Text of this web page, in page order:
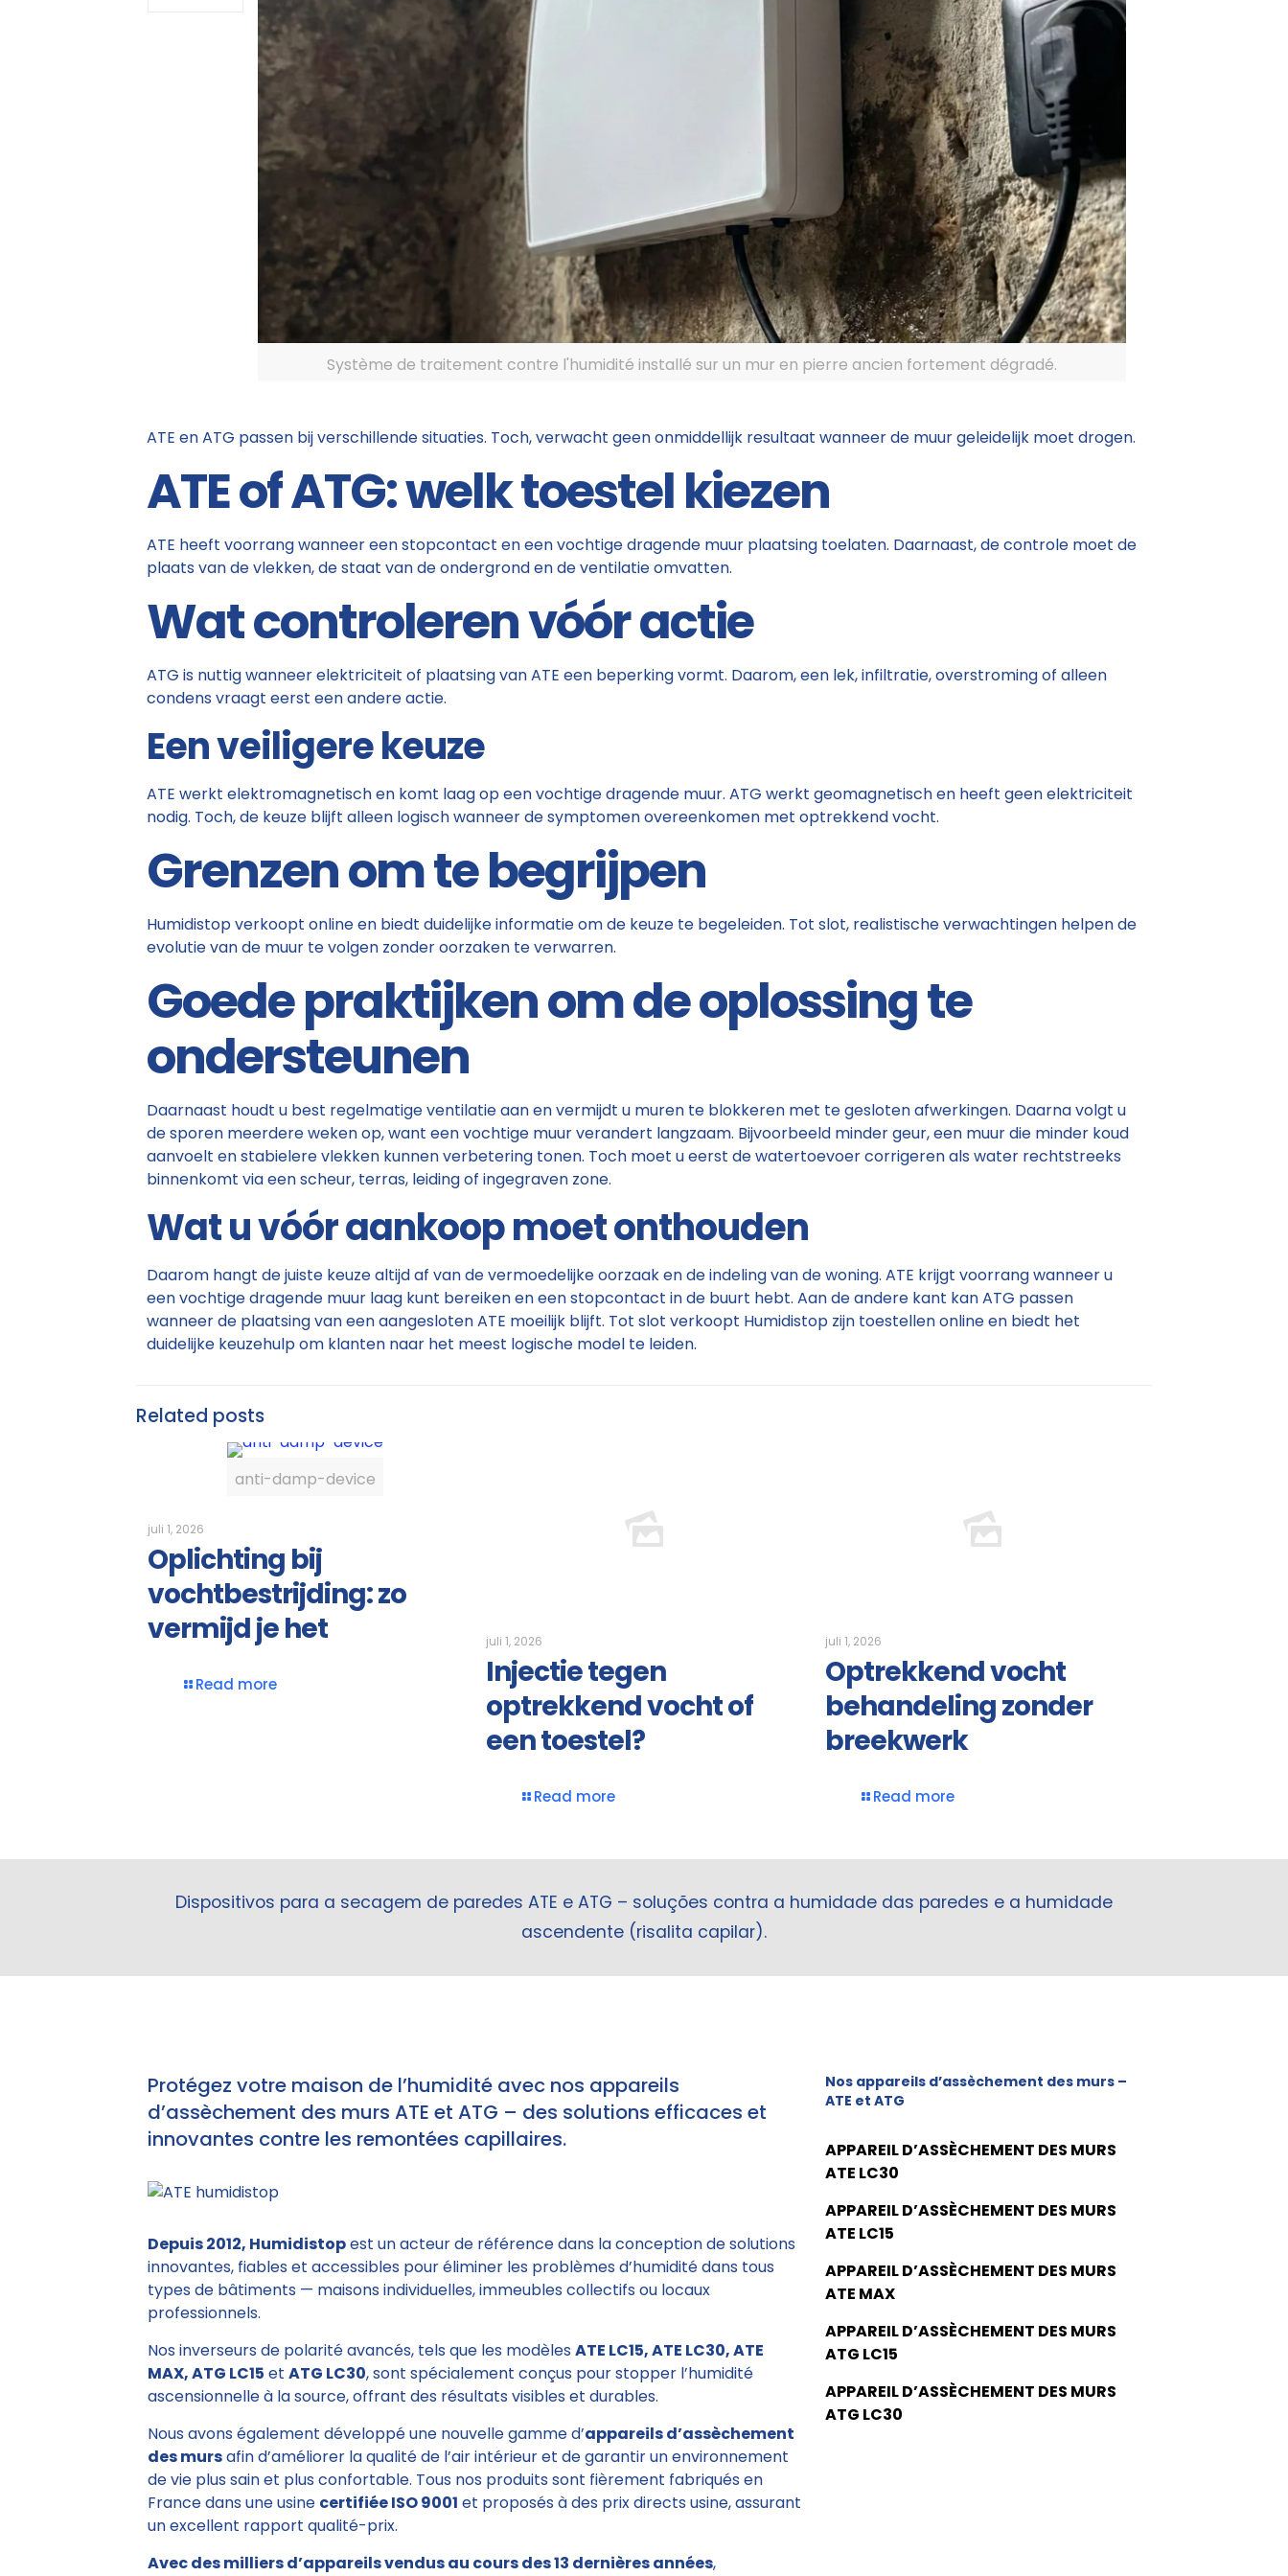
Système de traitement contre l'humidité installé sur un mur en pierre ancien fortement dégradé.
ATE en ATG passen bij verschillende situaties. Toch, verwacht geen onmiddellijk resultaat wanneer de muur geleidelijk moet drogen.
ATE of ATG: welk toestel kiezen
ATE heeft voorrang wanneer een stopcontact en een vochtige dragende muur plaatsing toelaten. Daarnaast, de controle moet de
plaats van de vlekken, de staat van de ondergrond en de ventilatie omvatten.
Wat controleren vóór actie
ATG is nuttig wanneer elektriciteit of plaatsing van ATE een beperking vormt. Daarom, een lek, infiltratie, overstroming of alleen
condens vraagt eerst een andere actie.
Een veiligere keuze
ATE werkt elektromagnetisch en komt laag op een vochtige dragende muur. ATG werkt geomagnetisch en heeft geen elektriciteit
nodig. Toch, de keuze blijft alleen logisch wanneer de symptomen overeenkomen met optrekkend vocht.
Grenzen om te begrijpen
Humidistop verkoopt online en biedt duidelijke informatie om de keuze te begeleiden. Tot slot, realistische verwachtingen helpen de
evolutie van de muur te volgen zonder oorzaken te verwarren.
Goede praktijken om de oplossing te
ondersteunen
Daarnaast houdt u best regelmatige ventilatie aan en vermijdt u muren te blokkeren met te gesloten afwerkingen. Daarna volgt u
de sporen meerdere weken op, want een vochtige muur verandert langzaam. Bijvoorbeeld minder geur, een muur die minder koud
aanvoelt en stabielere vlekken kunnen verbetering tonen. Toch moet u eerst de watertoevoer corrigeren als water rechtstreeks
binnenkomt via een scheur, terras, leiding of ingegraven zone.
Wat u vóór aankoop moet onthouden
Daarom hangt de juiste keuze altijd af van de vermoedelijke oorzaak en de indeling van de woning. ATE krijgt voorrang wanneer u
een vochtige dragende muur laag kunt bereiken en een stopcontact in de buurt hebt. Aan de andere kant kan ATG passen
wanneer de plaatsing van een aangesloten ATE moeilijk blijft. Tot slot verkoopt Humidistop zijn toestellen online en biedt het
duidelijke keuzehulp om klanten naar het meest logische model te leiden.
Related posts
anti-damp-device
juli 1, 2026
Oplichting bij
vochtbestrijding: zo
vermijd je het
Read more
juli 1, 2026
Injectie tegen
optrekkend vocht of
een toestel?
Read more
juli 1, 2026
Optrekkend vocht
behandeling zonder
breekwerk
Read more
Dispositivos para a secagem de paredes ATE e ATG – soluções contra a humidade das paredes e a humidade
ascendente (risalita capilar).
Protégez votre maison de l’humidité avec nos appareils
d’assèchement des murs ATE et ATG – des solutions efficaces et
innovantes contre les remontées capillaires.
Depuis 2012, Humidistopest un acteur de référence dans la conception de solutions
innovantes, fiables et accessibles pour éliminer les problèmes d’humidité dans tous
types de bâtiments — maisons individuelles, immeubles collectifs ou locaux
professionnels.
Nos inverseurs de polarité avancés, tels que les modèles ATE LC15, ATE LC30, ATE
MAX, ATG LC15 et ATG LC30, sont spécialement conçus pour stopper l’humidité
ascensionnelle à la source, offrant des résultats visibles et durables.
Nous avons également développé une nouvelle gamme d’appareils d’assèchement
des mursafin d’améliorer la qualité de l’air intérieur et de garantir un environnement
de vie plus sain et plus confortable. Tous nos produits sont fièrement fabriqués en
France dans une usine certifiée ISO 9001 et proposés à des prix directs usine, assurant
un excellent rapport qualité-prix.
Avec des milliers d’appareils vendus au cours des 13 dernières années,
Nos appareils d’assèchement des murs –
ATE et ATG
APPAREIL D’ASSÈCHEMENT DES MURS
ATE LC30
APPAREIL D’ASSÈCHEMENT DES MURS
ATE LC15
APPAREIL D’ASSÈCHEMENT DES MURS
ATE MAX
APPAREIL D’ASSÈCHEMENT DES MURS
ATG LC15
APPAREIL D’ASSÈCHEMENT DES MURS
ATG LC30